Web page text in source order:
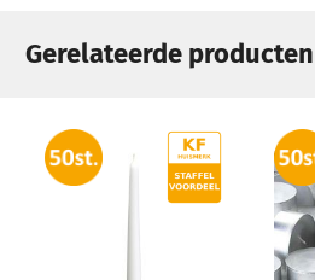
Gerelateerde producten